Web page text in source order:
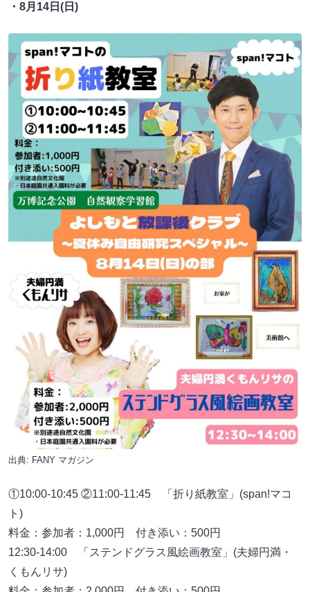
・8月14日(日)
出典: FANY マガジン
①10:00-10:45 ②11:00-11:45 「折り紙教室」(span!マコ
ト)
料金：参加者：1,000円 付き添い：500円
12:30-14:00 「ステンドグラス風絵画教室」(夫婦円満・
くもんリサ)